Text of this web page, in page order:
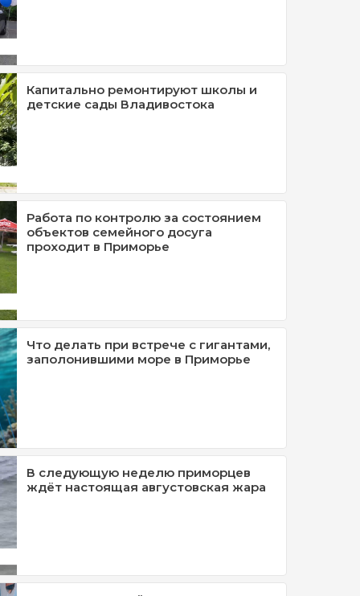
Капитально ремонтируют школы и
детские сады Владивостока
Работа по контролю за состоянием
объектов семейного досуга
проходит в Приморье
Что делать при встрече с гигантами,
заполонившими море в Приморье
В следующую неделю приморцев
ждёт настоящая августовская жара